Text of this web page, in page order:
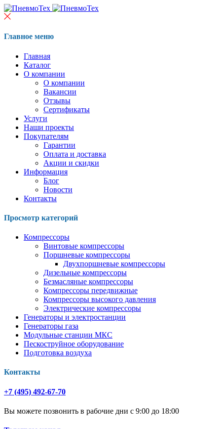
Главное меню
Главная
Каталог
О компании
О компании
Вакансии
Отзывы
Сертификаты
Услуги
Наши проекты
Покупателям
Гарантии
Оплата и доставка
Акции и скидки
Информация
Блог
Новости
Контакты
Просмотр категорий
Компрессоры
Винтовые компрессоры
Поршневые компрессоры
Двухпоршневые компрессоры
Дизельные компрессоры
Безмасляные компрессоры
Компрессоры передвижные
Компрессоры высокого давления
Электрические компрессоры
Генераторы и электростанции
Генераторы газа
Модульные станции МКС
Пескоструйное оборудование
Подготовка воздуха
Контакты
+7 (495) 492-67-70
Вы можете позвонить в рабочие дни с 9:00 до 18:00